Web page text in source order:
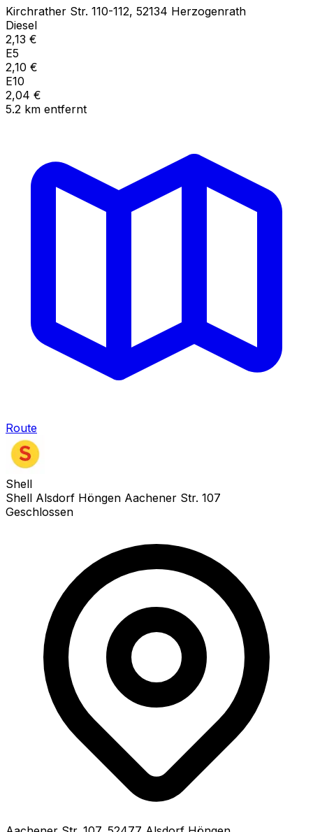
Kirchrather Str. 110-112, 52134 Herzogenrath
Diesel
2,13 €
E5
2,10 €
E10
2,04 €
5.2 km entfernt
Route
Shell
Shell Alsdorf Höngen Aachener Str. 107
Geschlossen